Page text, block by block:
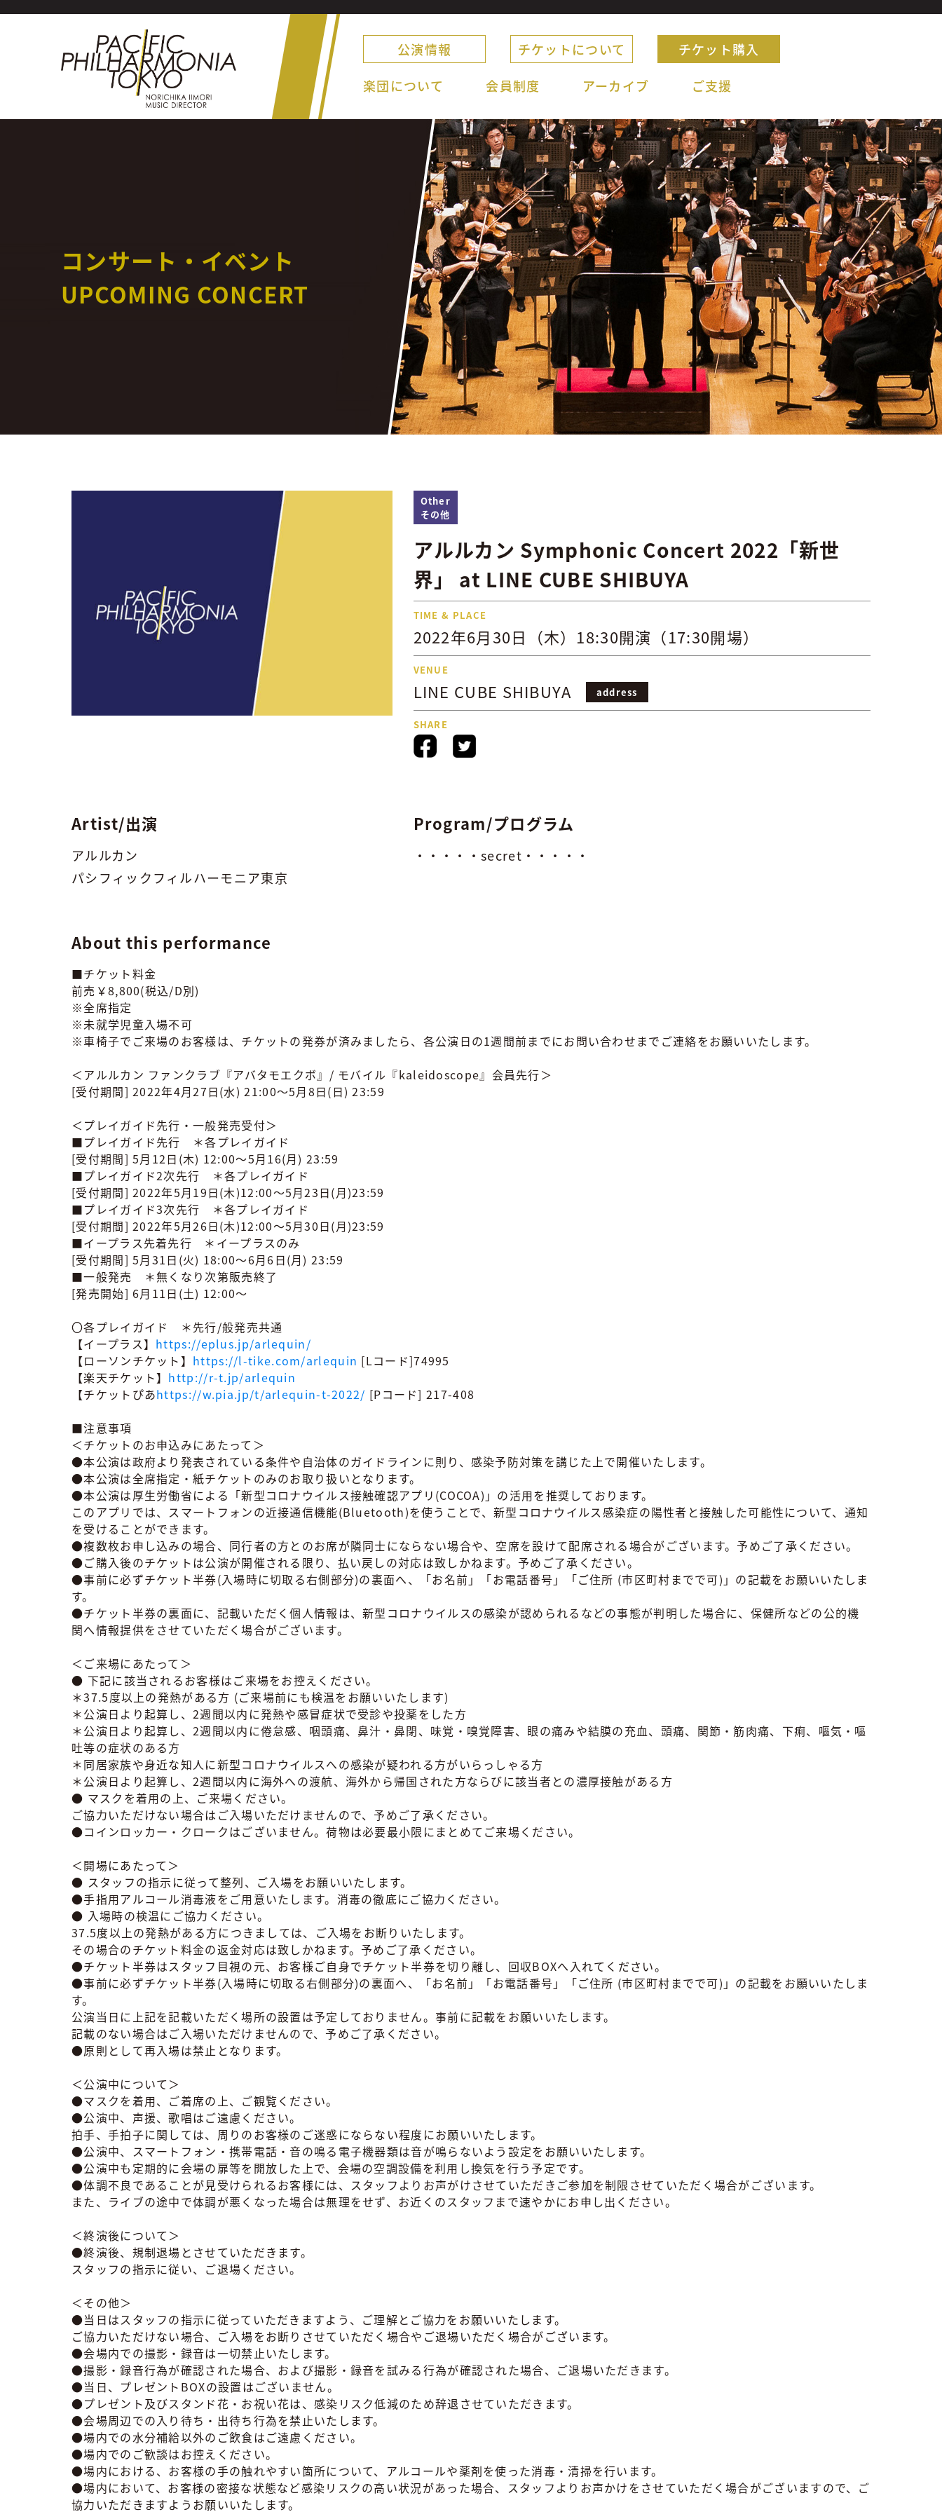
公演情報 チケットについて
チケット購入
楽団について
会員制度 アーカイブ ご支援
コンサート・イベント
UPCOMING CONCERT
Other
その他
アルルカン Symphonic Concert 2022「新世
界」 at LINE CUBE SHIBUYA
TIME & PLACE
2022年6月30日（木）18:30開演（17:30開場）
VENUE
LINE CUBE SHIBUYA address
SHARE
Artist/出演
アルルカン
パシフィックフィルハーモニア東京
Program/プログラム
・・・・・secret・・・・・
About this performance
■チケット料金
前売￥8,800(税込/D別)
※全席指定
※未就学児童入場不可
※車椅子でご来場のお客様は、チケットの発券が済みましたら、各公演日の1週間前までにお問い合わせまでご連絡をお願いいたします。
＜アルルカン ファンクラブ『アバタモエクボ』/ モバイル『kaleidoscope』会員先行＞
[受付期間] 2022年4月27日(水) 21:00～5月8日(日) 23:59
＜プレイガイド先行・一般発売受付＞
■プレイガイド先行 ＊各プレイガイド
[受付期間] 5月12日(木) 12:00～5月16(月) 23:59
■プレイガイド2次先行 ＊各プレイガイド
[受付期間] 2022年5月19日(木)12:00～5月23日(月)23:59
■プレイガイド3次先行 ＊各プレイガイド
[受付期間] 2022年5月26日(木)12:00～5月30日(月)23:59
■イープラス先着先行 ＊イープラスのみ
[受付期間] 5月31日(火) 18:00～6月6日(月) 23:59
■一般発売 ＊無くなり次第販売終了
[発売開始] 6月11日(土) 12:00～
〇各プレイガイド ＊先行/般発売共通
【イープラス】 https://eplus.jp/arlequin/
【ローソンチケット】 https://l-tike.com/arlequin [Lコード]74995
【楽天チケット】 http://r-t.jp/arlequin
【チケットぴあhttps://w.pia.jp/t/arlequin-t-2022/ [Pコード] 217-408
■注意事項
＜チケットのお申込みにあたって＞
●本公演は政府より発表されている条件や自治体のガイドラインに則り、感染予防対策を講じた上で開催いたします。
●本公演は全席指定・紙チケットのみのお取り扱いとなります。
●本公演は厚生労働省による「新型コロナウイルス接触確認アプリ(COCOA)」の活用を推奨しております。
このアプリでは、スマートフォンの近接通信機能(Bluetooth)を使うことで、新型コロナウイルス感染症の陽性者と接触した可能性について、通知
を受けることができます。
●複数枚お申し込みの場合、同行者の方とのお席が隣同士にならない場合や、空席を設けて配席される場合がございます。予めご了承ください。
●ご購入後のチケットは公演が開催される限り、払い戻しの対応は致しかねます。予めご了承ください。
●事前に必ずチケット半券(入場時に切取る右側部分)の裏面へ、「お名前」「お電話番号」「ご住所 (市区町村までで可)」の記載をお願いいたしま
す。
●チケット半券の裏面に、記載いただく個人情報は、新型コロナウイルスの感染が認められるなどの事態が判明した場合に、保健所などの公的機
関へ情報提供をさせていただく場合がございます。
＜ご来場にあたって＞
● 下記に該当されるお客様はご来場をお控えください。
＊37.5度以上の発熱がある方 (ご来場前にも検温をお願いいたします)
＊公演日より起算し、2週間以内に発熱や感冒症状で受診や投薬をした方
＊公演日より起算し、2週間以内に倦怠感、咽頭痛、鼻汁・鼻閉、味覚・嗅覚障害、眼の痛みや結膜の充血、頭痛、関節・筋肉痛、下痢、嘔気・嘔
吐等の症状のある方
＊同居家族や身近な知人に新型コロナウイルスへの感染が疑われる方がいらっしゃる方
＊公演日より起算し、2週間以内に海外への渡航、海外から帰国された方ならびに該当者との濃厚接触がある方
● マスクを着用の上、ご来場ください。
ご協力いただけない場合はご入場いただけませんので、予めご了承ください。
●コインロッカー・クロークはございません。荷物は必要最小限にまとめてご来場ください。
＜開場にあたって＞
● スタッフの指示に従って整列、ご入場をお願いいたします。
●手指用アルコール消毒液をご用意いたします。消毒の徹底にご協力ください。
● 入場時の検温にご協力ください。
37.5度以上の発熱がある方につきましては、ご入場をお断りいたします。
その場合のチケット料金の返金対応は致しかねます。予めご了承ください。
●チケット半券はスタッフ目視の元、お客様ご自身でチケット半券を切り離し、回収BOXへ入れてください。
●事前に必ずチケット半券(入場時に切取る右側部分)の裏面へ、「お名前」「お電話番号」「ご住所 (市区町村までで可)」の記載をお願いいたしま
す。
公演当日に上記を記載いただく場所の設置は予定しておりません。事前に記載をお願いいたします。
記載のない場合はご入場いただけませんので、予めご了承ください。
●原則として再入場は禁止となります。
＜公演中について＞
●マスクを着用、ご着席の上、ご観覧ください。
●公演中、声援、歌唱はご遠慮ください。
拍手、手拍子に関しては、周りのお客様のご迷惑にならない程度にお願いいたします。
●公演中、スマートフォン・携帯電話・音の鳴る電子機器類は音が鳴らないよう設定をお願いいたします。
●公演中も定期的に会場の扉等を開放した上で、会場の空調設備を利用し換気を行う予定です。
●体調不良であることが見受けられるお客様には、スタッフよりお声がけさせていただきご参加を制限させていただく場合がございます。
また、ライブの途中で体調が悪くなった場合は無理をせず、お近くのスタッフまで速やかにお申し出ください。
＜終演後について＞
●終演後、規制退場とさせていただきます。
スタッフの指示に従い、ご退場ください。
＜その他＞
●当日はスタッフの指示に従っていただきますよう、ご理解とご協力をお願いいたします。
ご協力いただけない場合、ご入場をお断りさせていただく場合やご退場いただく場合がございます。
●会場内での撮影・録音は一切禁止いたします。
●撮影・録音行為が確認された場合、および撮影・録音を試みる行為が確認された場合、ご退場いただきます。
●当日、プレゼントBOXの設置はございません。
●プレゼント及びスタンド花・お祝い花は、感染リスク低減のため辞退させていただきます。
●会場周辺での入り待ち・出待ち行為を禁止いたします。
●場内での水分補給以外のご飲食はご遠慮ください。
●場内でのご歓談はお控えください。
●場内における、お客様の手の触れやすい箇所について、アルコールや薬剤を使った消毒・清掃を行います。
●場内において、お客様の密接な状態など感染リスクの高い状況があった場合、スタッフよりお声かけをさせていただく場合がございますので、ご
協力いただきますようお願いいたします。